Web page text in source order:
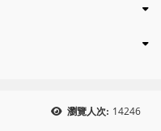
瀏覽人次: 14246